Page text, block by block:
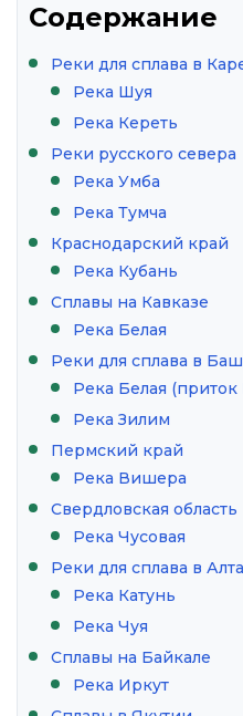
Содержание
Реки для сплава в
Река Шуя
Река Кереть
Реки русского севера
Река Умба
Река Тумча
Краснодарский край
Река Кубань
Сплавы на Кавказе
Река Белая
Реки для сплава в
Река Белая (приток
Река Зилим
Пермский край
Река Вишера
Свердловская область
Река Чусовая
Реки для сплава в
Река Катунь
Река Чуя
Сплавы на Байкале
Река Иркут